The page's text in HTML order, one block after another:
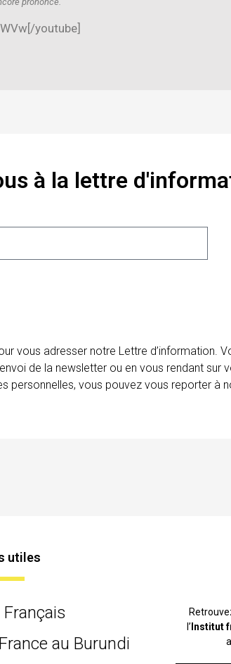
youtube]
à la lettre
vous adresser notre Lettre d’information.
de la newsletter ou en vous rendant
personnelles, vous pouvez vous reporter à
utiles
au Burundi
l’ Institut